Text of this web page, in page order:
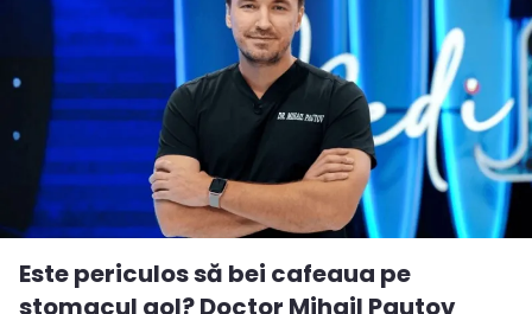
Este periculos să bei cafeaua pe